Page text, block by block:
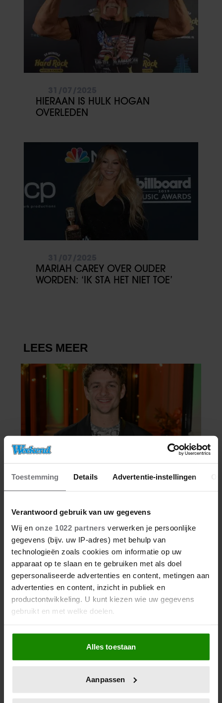
Toestemming Details Advertentie-instellingen
Verantwoord gebruik van uw gegevens
Wij en onze 1022 partners verwerken je persoonlijke
gegevens (bijv. uw IP-adres) met behulp van
technologieën zoals cookies om informatie op uw
apparaat op te slaan en te gebruiken met als doel
gepersonaliseerde advertenties en content, metingen aan
advertenties en content, inzicht in publiek en
productontwikkeling. U kunt kiezen wie uw gegevens
gebruikt en met welke doelen.
Als u het toestaat, willen we ook graag:
Informatie verzamelen over uw geografische
locatie, die tot een paar meter nauwkeurig kan zijn
scannen op specifieke eigenschappen (fingerprinting)
Alles toestaan
Aanpassen
HIERAAN IS HULK HOGAN
OVERLEDEN
MARIAH CAREY OVER OUDER
WORDEN: ‘IK STA HET NIET TOE’